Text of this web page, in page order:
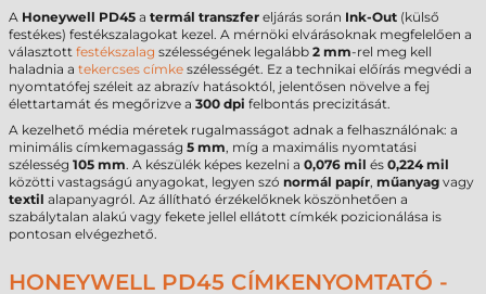
A Honeywell PD45 a termál transzfer eljárás során Ink-Out (külső
festékes) festékszalagokat kezel. A mérnöki elvárásoknak megfelelően a
választott festékszalag szélességének legalább 2 mm-rel meg kell
haladnia a tekercses címke szélességét. Ez a technikai előírás megvédi a
nyomtatófej széleit az abrazív hatásoktól, jelentősen növelve a fej
élettartamát és megőrizve a 300 dpi felbontás precizitását.
A kezelhető média méretek rugalmasságot adnak a felhasználónak: a
minimális címkemagasság 5 mm, míg a maximális nyomtatási
szélesség 105 mm. A készülék képes kezelni a 0,076 mil és 0,224 mil
közötti vastagságú anyagokat, legyen szó normál papír, műanyag vagy
textil alapanyagról. Az állítható érzékelőknek köszönhetően a
szabálytalan alakú vagy fekete jellel ellátott címkék pozicionálása is
pontosan elvégezhető.
HONEYWELL PD45 CÍMKENYOMTATÓ -